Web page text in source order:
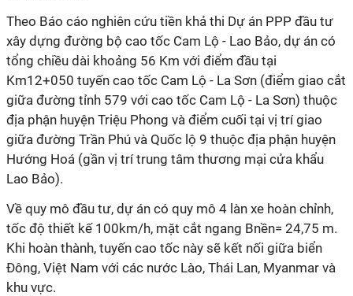
Theo Báo cáo nghiên cứu tiền khả thi Dự án PPP đầu tư
xây dựng đường bộ cao tốc Cam Lộ - Lao Bảo, dự án có
tổng chiều dài khoảng 56 Km với điểm đầu tại
Km12+050 tuyến cao tốc Cam Lộ - La Sơn (điểm giao cắt
giữa đường tỉnh 579 với cao tốc Cam Lộ - La Sơn) thuộc
địa phận huyện Triệu Phong và điểm cuối tại vị trí giao
giữa đường Trần Phú và Quốc lộ 9 thuộc địa phận huyện
Hướng Hoá (gần vị trí trung tâm thương mại cửa khẩu
Lao Bảo).
Về quy mô đầu tư, dự án có quy mô 4 làn xe hoàn chỉnh,
tốc độ thiết kế 100km/h, mặt cắt ngang Bnền= 24,75 m.
Khi hoàn thành, tuyến cao tốc này sẽ kết nối giữa biển
Đông, Việt Nam với các nước Lào, Thái Lan, Myanmar và
khu vực.